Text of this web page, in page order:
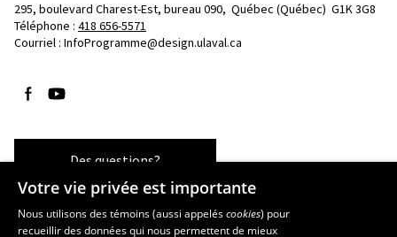
295, boulevard Charest-Est, bureau 090, Québec (Québec)  G1K 3G8
Téléphone : 418 656-5571
Courriel : InfoProgramme@design.ulaval.ca
Suivez-nous sur Facebook
Suivez-nous sur YouTube
Des questions?
Les écoles et la recherche
Votre vie privée est importante
Nous utilisons des témoins (aussi appeléscookies) pour
recueillir des données qui nous permettent de mieux